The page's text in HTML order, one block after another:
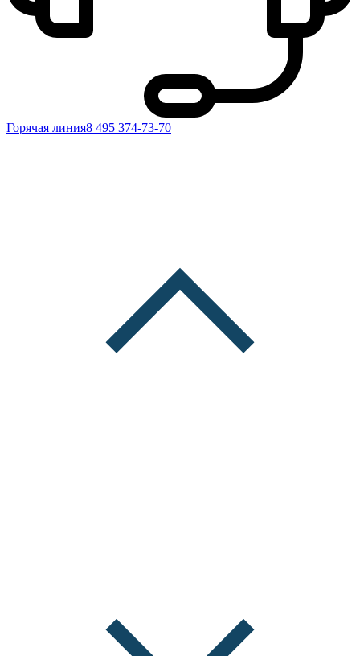
Горячая линия8 495 374-73-70